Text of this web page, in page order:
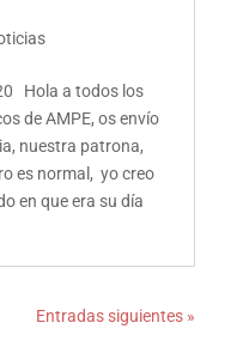
Hola a todos los
de AMPE, os envío
nuestra patrona,
es normal, yo creo
en que era su día
Entradas siguientes »